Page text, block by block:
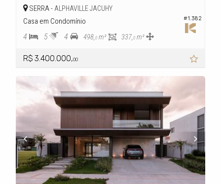
#1.382
SERRA - ALPHAVILLE JACUHY
Casa em Condomínio
4 5 4 498,0 m² 337,0 m²
R$ 3.400.000,00